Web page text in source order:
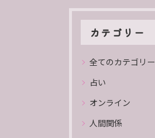
カテゴリー
全てのカテゴリー
占い
オンライン
人間関係